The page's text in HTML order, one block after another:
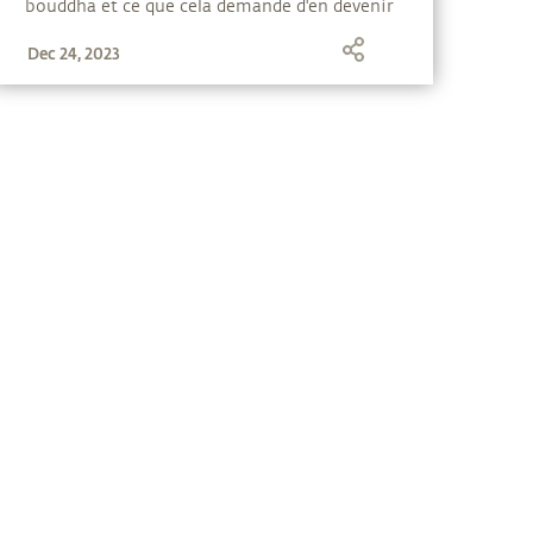
bouddha et ce que cela demande d'en devenir
Dec 24, 2023